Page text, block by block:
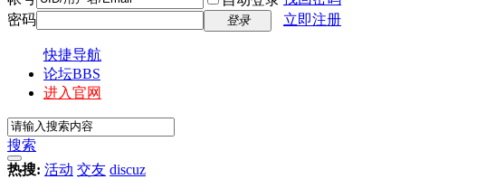
密码
登录 立即注册
快捷导航
论坛BBS
进入官网
搜索
热搜: 活动 交友 discuz